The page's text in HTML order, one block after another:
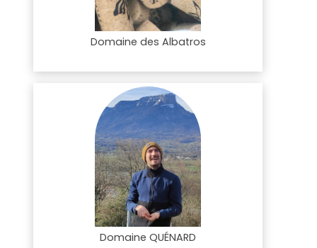
Domaine des Albatros
Domaine QUÉNARD